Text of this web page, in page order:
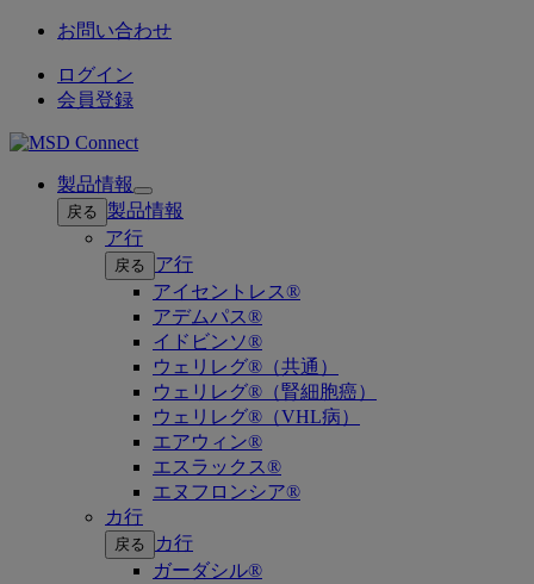
お問い合わせ
ログイン
会員登録
製品情報
Open
submenu
戻る 製品情報
ア行
戻る
ア行
アイセントレス®
アデムパス®
イドビンソ®
ウェリレグ®（共通）
ウェリレグ®（腎細胞癌）
ウェリレグ®（VHL病）
エアウィン®
エスラックス®
エヌフロンシア®
カ行
戻る
カ行
ガーダシル®